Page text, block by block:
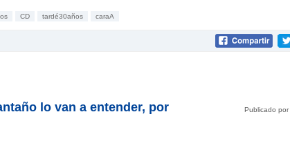
CD tardé30años caraA
Publicado por
lo van a entender, por